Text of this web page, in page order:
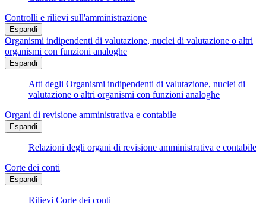
Controlli e rilievi sull'amministrazione
Espandi
Organismi indipendenti di valutazione, nuclei di valutazione o altri
organismi con funzioni analoghe
Espandi
Atti degli Organismi indipendenti di valutazione, nuclei di
valutazione o altri organismi con funzioni analoghe
Organi di revisione amministrativa e contabile
Espandi
Relazioni degli organi di revisione amministrativa e contabile
Corte dei conti
Espandi
Rilievi Corte dei conti